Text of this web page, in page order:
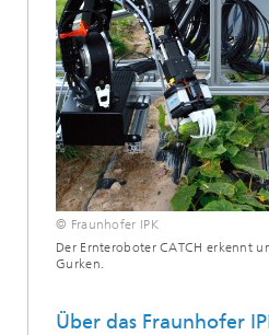
© Fraunhofer IPK
Der Ernteroboter CATCH erkennt
Gurken.
Über das Fraunhofer